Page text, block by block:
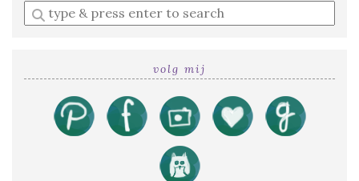
Enter
a
volg mij